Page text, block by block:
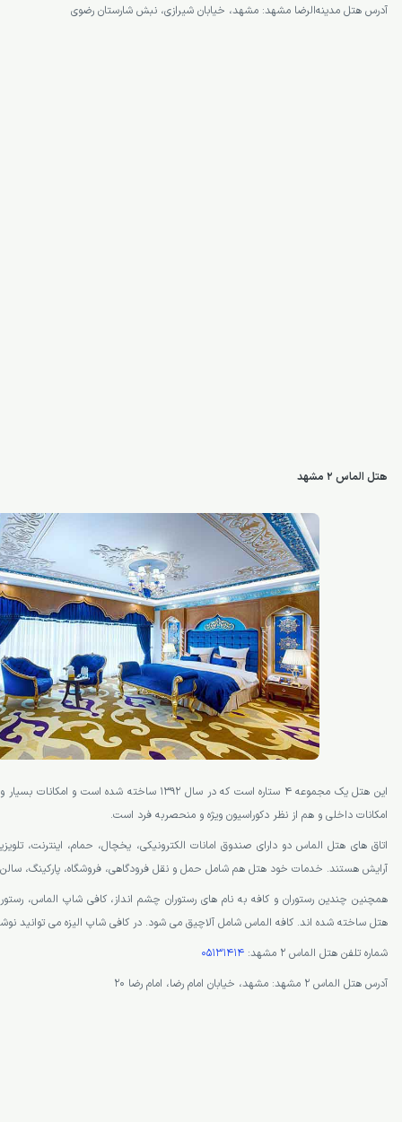
آدرس هتل مدینه‌الرضا مشهد: مشهد، خیابان شیرازی، نبش شارستان رضوی
هتل الماس ۲ مشهد
این هتل یک مجموعه 4 ستاره است که در سال 1392 ساخته
امکانات داخلی و هم از نظر دکوراسیون ویژه و منحصربه فرد است.
اتاق های هتل الماس دو دارای صندوق امانات الکترونیکی، یخچال، حمام، اینترنت،
آرایش هستند. خدمات خود هتل هم شامل حمل و نقل فرودگاهی، فروشگاه، پارکینگ،
همچنین چندین رستوران و کافه به نام های رستوران چشم انداز، کافی شاپ الماس،
هتل ساخته شده اند. کافه الماس شامل آلاچیق می شود. در کافی شاپ الیزه می توانید
شماره تلفن هتل الماس 2 مشهد:
05131414
آدرس هتل الماس ۲ مشهد: مشهد، خیابان امام رضا، امام رضا ۲۰